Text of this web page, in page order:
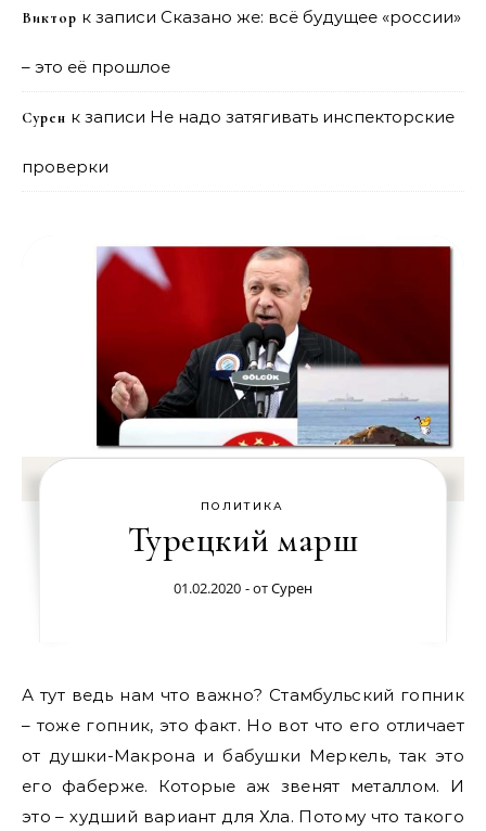
Виктор к записи Сказано же: всё будущее «россии»
– это её прошлое
Сурен к записи Не надо затягивать инспекторские
проверки
ПОЛИТИКА
Турецкий марш
01.02.2020 - отСурен
А тут ведь нам что важно? Стамбульский гопник
– тоже гопник, это факт. Но вот что его отличает
от душки-Макрона и бабушки Меркель, так это
его фаберже. Которые аж звенят металлом. И
это – худший вариант для Хла. Потому что такого